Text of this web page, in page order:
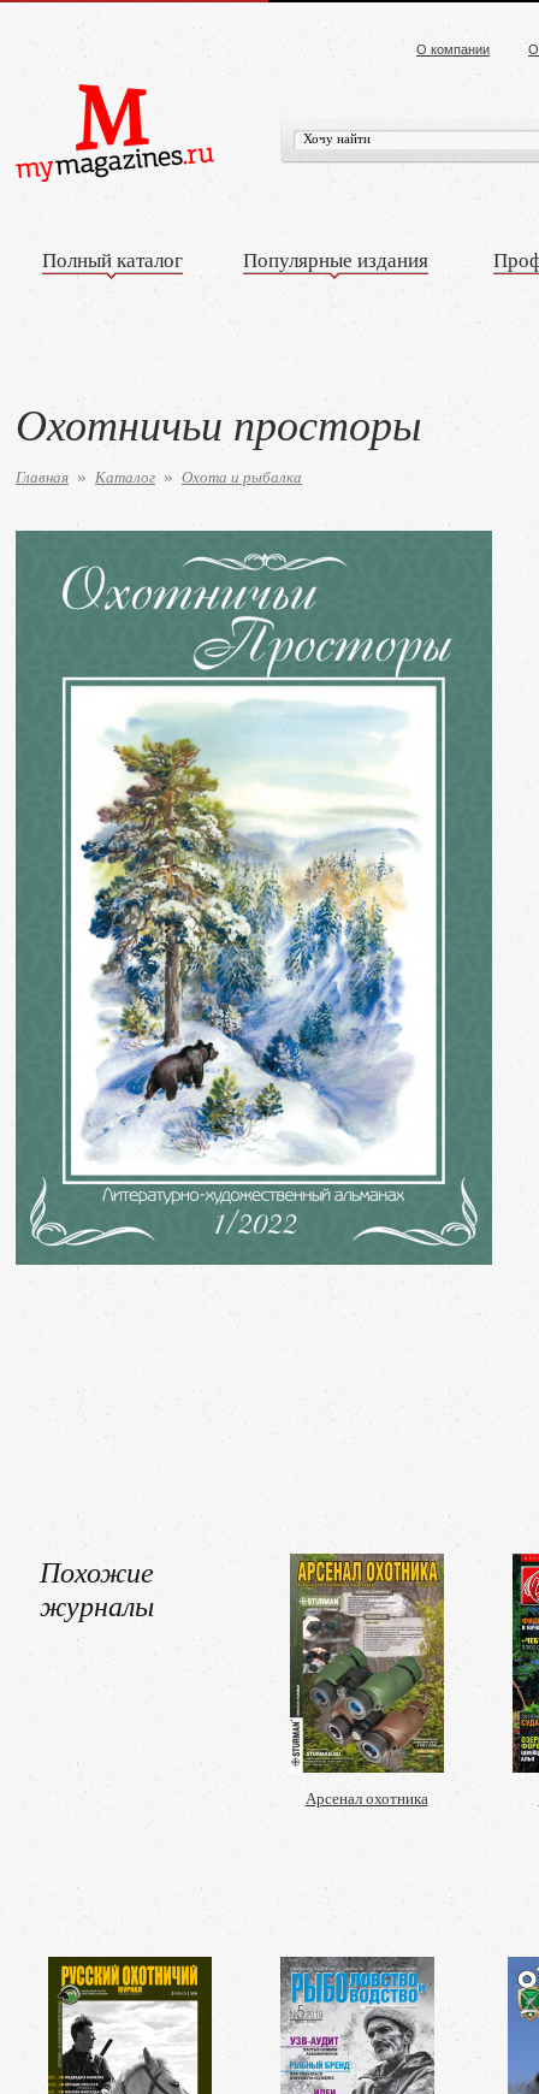
О компании
Полный каталог Популярные издания
Охотничьи просторы
Главная » Каталог » Охота и рыбалка
Похожие
журналы
Арсенал охотника